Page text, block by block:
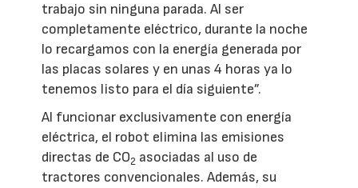
trabajo sin ninguna parada. Al ser
completamente eléctrico, durante la noche
lo recargamos con la energía generada por
las placas solares y en unas 4 horas ya lo
tenemos listo para el día siguiente”.
Al funcionar exclusivamente con energía
eléctrica, el robot elimina las emisiones
directas de CO2 asociadas al uso de
tractores convencionales. Además, su